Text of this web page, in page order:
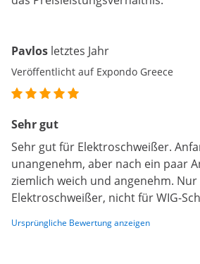
Pavlos letztes Jahr
Veröffentlicht auf Expondo Greece
Sehr gut
Sehr gut für Elektroschweißer.
unangenehm, aber nach ein paar
ziemlich weich und angenehm.
Elektroschweißer, nicht für WIG-
Ursprüngliche Bewertung anzeigen